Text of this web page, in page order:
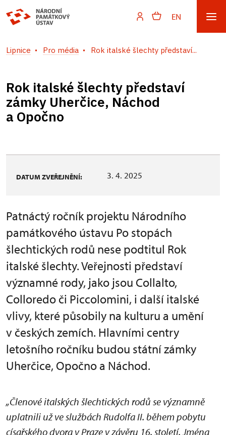
EN
Lipnice Pro média Rok italské šlechty představí...
Rok italské šlechty představí
zámky Uherčice, Náchod
a Opočno
DATUM ZVEŘEJNĚNÍ: 3. 4. 2025
Patnáctý ročník projektu Národního
památkového ústavu Po stopách
šlechtických rodů nese podtitul Rok
italské šlechty. Veřejnosti představí
významné rody, jako jsou Collalto,
Colloredo či Piccolomini, i další italské
vlivy, které působily na kulturu a umění
v českých zemích. Hlavními centry
letošního ročníku budou státní zámky
Uherčice, Opočno a Náchod.
„Členové italských šlechtických rodů se významně
uplatnili už ve službách Rudolfa II. během pobytu
císařského dvora v Praze v závěru 16. století. Jména